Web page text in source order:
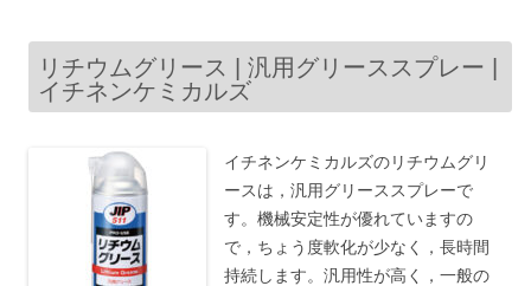
リチウムグリース | 汎用グリーススプレー |
イチネンケミカルズ
イチネンケミカルズのリチウムグリ
ースは，汎用グリーススプレーで
す。機械安定性が優れていますの
で，ちょう度軟化が少なく，長時間
持続します。汎用性が高く，一般の